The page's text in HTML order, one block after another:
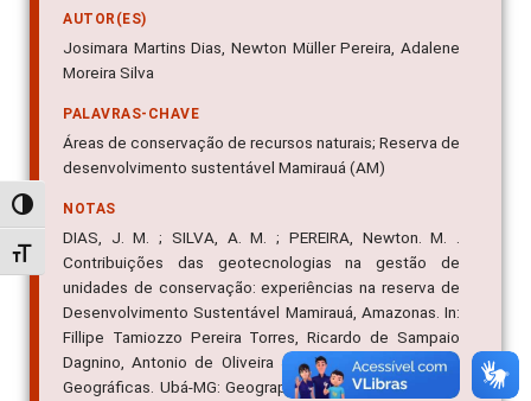
Alternar alto contraste
Alternar tamanho da fonte
AUTOR(ES)
Josimara Martins Dias, Newton Müller Pereira, Adalene
Moreira Silva
PALAVRAS-CHAVE
Áreas de conservação de recursos naturais; Reserva de
desenvolvimento sustentável Mamirauá (AM)
NOTAS
DIAS, J. M. ; SILVA, A. M. ; PEREIRA, Newton. M. .
Contribuições das geotecnologias na gestão de
unidades de conservação: experiências na reserva de
Desenvolvimento Sustentável Mamirauá, Amazonas. In:
Fillipe Tamiozzo Pereira Torres, Ricardo de Sampaio
Dagnino, Antonio de Oliveira Jr.. (Org.). Contribuições
Geográficas. Ubá-MG: Geographica, 2009, v. 1, p. 131-